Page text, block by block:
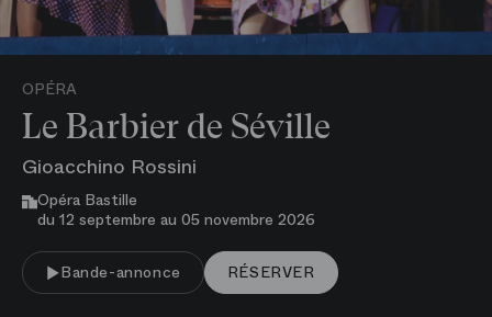
OPÉRA
Le Barbier de Séville
Gioacchino Rossini
Opéra Bastille
du 12 septembre au 05 novembre 2026
Bande-annonce RÉSERVER VOIR PLUS